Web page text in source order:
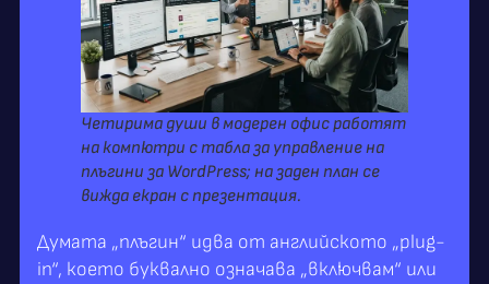
Четирима души в модерен офис работят
на компютри с табла за управление на
плъгини за WordPress; на заден план се
вижда екран с презентация.
Думата „плъгин“ идва от английското „plug-
in“, което буквално означава „включвам“ или